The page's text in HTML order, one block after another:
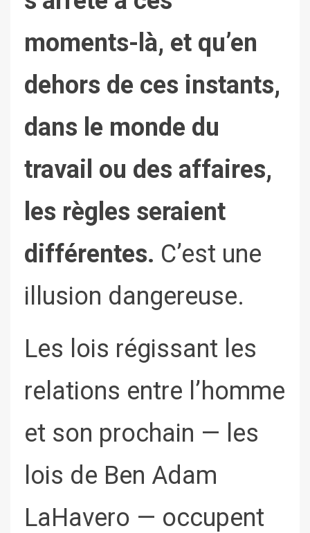
moments-là, et qu’en
dehors de ces instants,
dans le monde du
travail ou des affaires,
les règles seraient
différentes. C’est une
illusion dangereuse.
Les lois régissant les
relations entre l’homme
et son prochain — les
lois de Ben Adam
LaHavero — occupent